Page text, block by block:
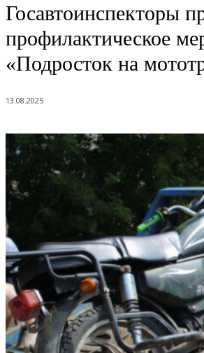
Госавтоинспекторы
профилактическое
«Подросток на
13.08.2025